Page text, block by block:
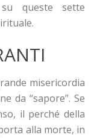
queste sette
misericordia
da “sapore”. Se
il perché della
alla morte, in